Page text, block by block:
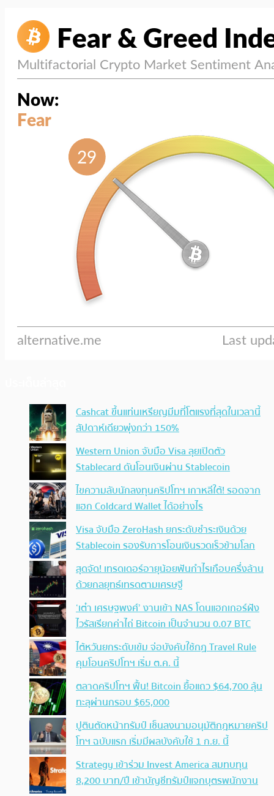
Cashcat ขึ้นแท่นเหรียญมีมที่โตแรงที่สุดในเวลานี้
สัปดาห์เดียวพุ่งกว่า 150%
Western Union จับมือ Visa ลุยเปิดตัว
Stablecard ดันโอนเงินผ่าน Stablecoin
ไขความลับนักลงทุนคริปโทฯ เกาหลีใต้! รอดจาก
แฮก Coldcard Wallet ได้อย่างไร
Visa จับมือ ZeroHash ยกระดับชำระเงินด้วย
Stablecoin รองรับการโอนเงินรวดเร็วข้ามโลก
สุดจัด! เทรดเดอร์อายุน้อยฟันกำไรเกือบครึ่งล้าน
ด้วยกลยุทธ์เทรดตามเศรษฐี
‘เต๋า เศรษฐพงศ์’ งานเข้า NAS โดนแฮกเกอร์ฝัง
ไวรัสเรียกค่าไถ่ Bitcoin เป็นจำนวน 0.07 BTC
ไต้หวันยกระดับเข้ม จ่อบังคับใช้กฏ Travel Rule
คุมโอนคริปโทฯ เริ่ม ต.ค. นี้
ตลาดคริปโทฯ ฟื้น! Bitcoin ยื้อแถว $64,700 ลุ้น
ทะลุผ่านกรอบ $65,000
ปูตินตัดหน้าทรัมป์ เซ็นลงนามอนุมัติกฎหมายคริป
โทฯ ฉบับแรก เริ่มมีผลบังคับใช้ 1 ก.ย. นี้
Strategy เข้าร่วม Invest America สมทบทุน
8,200 บาท/ปี เข้าบัญชีทรัมป์แจกบุตรพนักงาน